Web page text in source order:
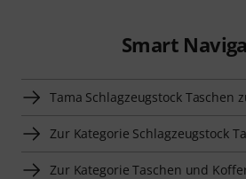
Smart
Tama Schlagzeugstock Taschen
Zur Kategorie Schlagzeugstock
Zur Kategorie Taschen und